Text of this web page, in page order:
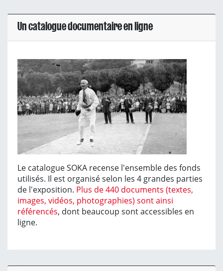
Un catalogue documentaire en ligne
Le catalogue SOKA recense l'ensemble des fonds
utilisés. Il est organisé selon les 4 grandes parties
de l'exposition. Plus de 440 documents (textes,
images, vidéos, photographies) sont ainsi
référencés, dont beaucoup sont accessibles en
ligne.